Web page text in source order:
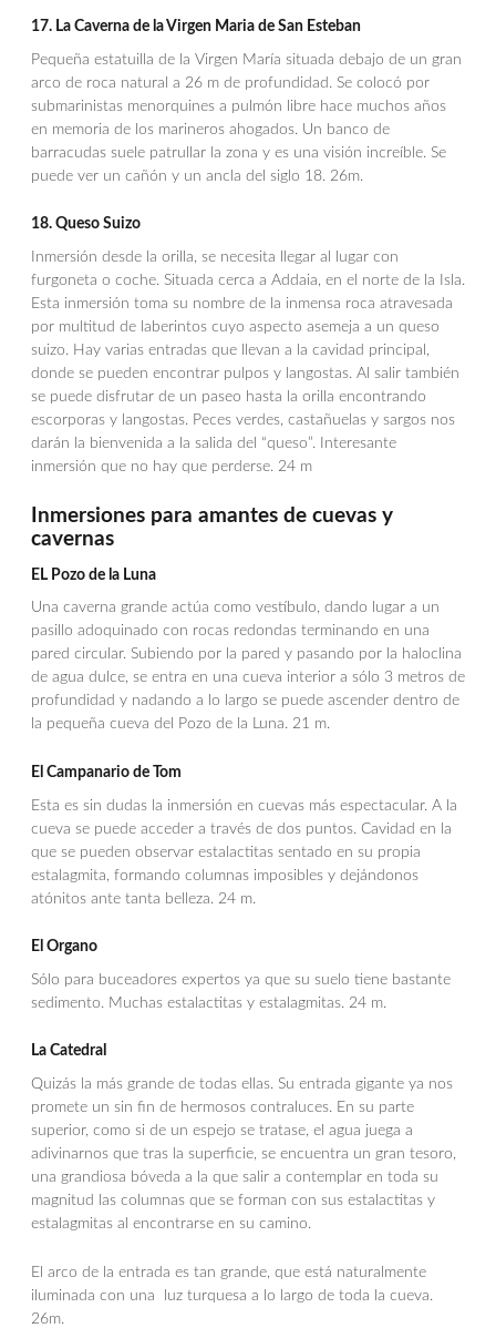
17. La Caverna de la Virgen Maria de San Esteban
Pequeña estatuilla de la Virgen María situada debajo de un gran
arco de roca natural a 26 m de profundidad. Se colocó por
submarinistas menorquines a pulmón libre hace muchos años
en memoria de los marineros ahogados. Un banco de
barracudas suele patrullar la zona y es una visión increíble. Se
puede ver un cañón y un ancla del siglo 18. 26m.
18. Queso Suizo
Inmersión desde la orilla, se necesita llegar al lugar con
furgoneta o coche. Situada cerca a Addaia, en el norte de la Isla.
Esta inmersión toma su nombre de la inmensa roca atravesada
por multitud de laberintos cuyo aspecto asemeja a un queso
suizo. Hay varias entradas que llevan a la cavidad principal,
donde se pueden encontrar pulpos y langostas. Al salir también
se puede disfrutar de un paseo hasta la orilla encontrando
escorporas y langostas. Peces verdes, castañuelas y sargos nos
darán la bienvenida a la salida del “queso”. Interesante
inmersión que no hay que perderse. 24 m
Inmersiones para amantes de cuevas y
cavernas
EL Pozo de la Luna
Una caverna grande actúa como vestíbulo, dando lugar a un
pasillo adoquinado con rocas redondas terminando en una
pared circular. Subiendo por la pared y pasando por la haloclina
de agua dulce, se entra en una cueva interior a sólo 3 metros de
profundidad y nadando a lo largo se puede ascender dentro de
la pequeña cueva del Pozo de la Luna. 21 m.
El Campanario de Tom
Esta es sin dudas la inmersión en cuevas más espectacular. A la
cueva se puede acceder a través de dos puntos. Cavidad en la
que se pueden observar estalactitas sentado en su propia
estalagmita, formando columnas imposibles y dejándonos
atónitos ante tanta belleza. 24 m.
El Organo
Sólo para buceadores expertos ya que su suelo tiene bastante
sedimento. Muchas estalactitas y estalagmitas. 24 m.
La Catedral
Quizás la más grande de todas ellas. Su entrada gigante ya nos
promete un sin fin de hermosos contraluces. En su parte
superior, como si de un espejo se tratase, el agua juega a
adivinarnos que tras la superficie, se encuentra un gran tesoro,
una grandiosa bóveda a la que salir a contemplar en toda su
magnitud las columnas que se forman con sus estalactitas y
estalagmitas al encontrarse en su camino.
El arco de la entrada es tan grande, que está naturalmente
iluminada con una luz turquesa a lo largo de toda la cueva.
26m.